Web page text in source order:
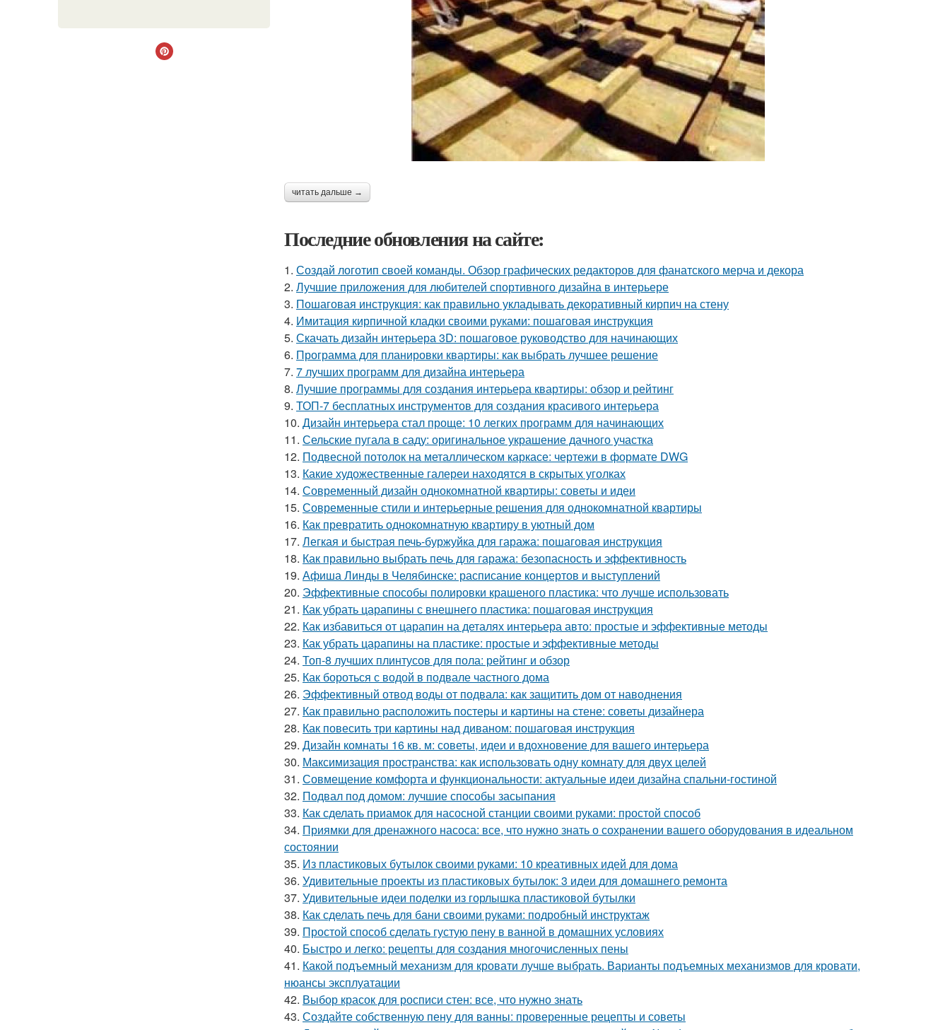
читать дальше →
Последние обновления на сайте:
1. Создай логотип своей команды. Обзор графических редакторов для фанатского мерча и декора
2. Лучшие приложения для любителей спортивного дизайна в интерьере
3. Пошаговая инструкция: как правильно укладывать декоративный кирпич на стену
4. Имитация кирпичной кладки своими руками: пошаговая инструкция
5. Скачать дизайн интерьера 3D: пошаговое руководство для начинающих
6. Программа для планировки квартиры: как выбрать лучшее решение
7. 7 лучших программ для дизайна интерьера
8. Лучшие программы для создания интерьера квартиры: обзор и рейтинг
9. ТОП-7 бесплатных инструментов для создания красивого интерьера
10. Дизайн интерьера стал проще: 10 легких программ для начинающих
11. Сельские пугала в саду: оригинальное украшение дачного участка
12. Подвесной потолок на металлическом каркасе: чертежи в формате DWG
13. Какие художественные галереи находятся в скрытых уголках
14. Современный дизайн однокомнатной квартиры: советы и идеи
15. Современные стили и интерьерные решения для однокомнатной квартиры
16. Как превратить однокомнатную квартиру в уютный дом
17. Легкая и быстрая печь-буржуйка для гаража: пошаговая инструкция
18. Как правильно выбрать печь для гаража: безопасность и эффективность
19. Афиша Линды в Челябинске: расписание концертов и выступлений
20. Эффективные способы полировки крашеного пластика: что лучше использовать
21. Как убрать царапины с внешнего пластика: пошаговая инструкция
22. Как избавиться от царапин на деталях интерьера авто: простые и эффективные методы
23. Как убрать царапины на пластике: простые и эффективные методы
24. Топ-8 лучших плинтусов для пола: рейтинг и обзор
25. Как бороться с водой в подвале частного дома
26. Эффективный отвод воды от подвала: как защитить дом от наводнения
27. Как правильно расположить постеры и картины на стене: советы дизайнера
28. Как повесить три картины над диваном: пошаговая инструкция
29. Дизайн комнаты 16 кв. м: советы, идеи и вдохновение для вашего интерьера
30. Максимизация пространства: как использовать одну комнату для двух целей
31. Совмещение комфорта и функциональности: актуальные идеи дизайна спальни-гостиной
32. Подвал под домом: лучшие способы засыпания
33. Как сделать приамок для насосной станции своими руками: простой способ
34. Приямки для дренажного насоса: все, что нужно знать о сохранении вашего оборудования в идеальном
состоянии
35. Из пластиковых бутылок своими руками: 10 креативных идей для дома
36. Удивительные проекты из пластиковых бутылок: 3 идеи для домашнего ремонта
37. Удивительные идеи поделки из горлышка пластиковой бутылки
38. Как сделать печь для бани своими руками: подробный инструктаж
39. Простой способ сделать густую пену в ванной в домашних условиях
40. Быстро и легко: рецепты для создания многочисленных пены
41. Какой подъемный механизм для кровати лучше выбрать. Варианты подъемных механизмов для кровати,
нюансы эксплуатации
42. Выбор красок для росписи стен: все, что нужно знать
43. Создайте собственную пену для ванны: проверенные рецепты и советы